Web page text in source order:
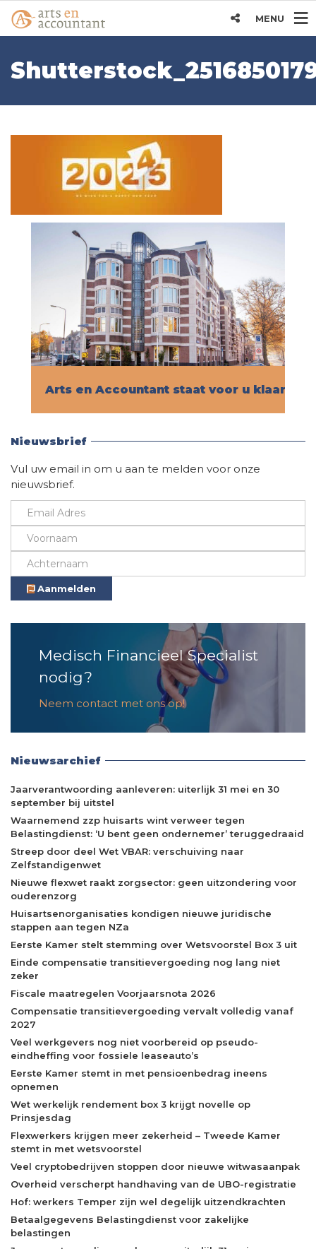
MENU
Arts en Accountant staat voor u klaar!
Nieuwsbrief
Vul uw email in om u aan te melden voor onze
nieuwsbrief.
Aanmelden
Medisch Financieel Specialist
nodig?
Neem contact met ons op!
Nieuwsarchief
Jaarverantwoording aanleveren: uiterlijk 31 mei en 30
september bij uitstel
Waarnemend zzp huisarts wint verweer tegen
Belastingdienst: ‘U bent geen ondernemer’ teruggedraaid
Streep door deel Wet VBAR: verschuiving naar
Zelfstandigenwet
Nieuwe flexwet raakt zorgsector: geen uitzondering voor
ouderenzorg
Huisartsenorganisaties kondigen nieuwe juridische
stappen aan tegen NZa
Eerste Kamer stelt stemming over Wetsvoorstel Box 3 uit
Einde compensatie transitievergoeding nog lang niet
zeker
Fiscale maatregelen Voorjaarsnota 2026
Compensatie transitievergoeding vervalt volledig vanaf
2027
Veel werkgevers nog niet voorbereid op pseudo-
eindheffing voor fossiele leaseauto’s
Eerste Kamer stemt in met pensioenbedrag ineens
opnemen
Wet werkelijk rendement box 3 krijgt novelle op
Prinsjesdag
Flexwerkers krijgen meer zekerheid – Tweede Kamer
stemt in met wetsvoorstel
Veel cryptobedrijven stoppen door nieuwe witwasaanpak
Overheid verscherpt handhaving van de UBO-registratie
Hof: werkers Temper zijn wel degelijk uitzendkrachten
Betaalgegevens Belastingdienst voor zakelijke
belastingen